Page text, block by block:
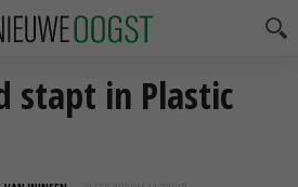
stapt in Plastic